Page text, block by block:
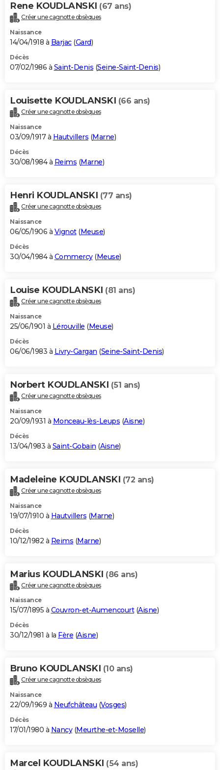
Rene KOUDLANSKI (67 ans)
Créer une cagnotte obsèques
Naissance
14/04/1918 à Barjac(Gard)
Décès
07/02/1986 à Saint-Denis (Seine-Saint-Denis)
Louisette KOUDLANSKI (66 ans)
Créer une cagnotte obsèques
Naissance
03/09/1917 à Hautvillers (Marne)
Décès
30/08/1984 à Reims (Marne)
Henri KOUDLANSKI (77 ans)
Créer une cagnotte obsèques
Naissance
06/05/1906 à Vignot(Meuse)
Décès
30/04/1984 à Commercy(Meuse)
Louise KOUDLANSKI (81 ans)
Créer une cagnotte obsèques
Naissance
25/06/1901 à Lérouville (Meuse)
Décès
06/06/1983 à Livry-Gargan (Seine-Saint-Denis)
Norbert KOUDLANSKI (51 ans)
Créer une cagnotte obsèques
Naissance
20/09/1931 à Monceau-lès-Leups (Aisne)
Décès
13/04/1983 à Saint-Gobain (Aisne)
Madeleine KOUDLANSKI (72 ans)
Créer une cagnotte obsèques
Naissance
19/07/1910 à Hautvillers (Marne)
Décès
10/12/1982 à Reims (Marne)
Marius KOUDLANSKI (86 ans)
Créer une cagnotte obsèques
Naissance
15/07/1895 à Couvron-et-Aumencourt(Aisne)
Décès
30/12/1981 à la Fère (Aisne)
Bruno KOUDLANSKI (10 ans)
Créer une cagnotte obsèques
Naissance
22/09/1969 à Neufchâteau (Vosges)
Décès
17/01/1980 à Nancy(Meurthe-et-Moselle)
Marcel KOUDLANSKI (54 ans)